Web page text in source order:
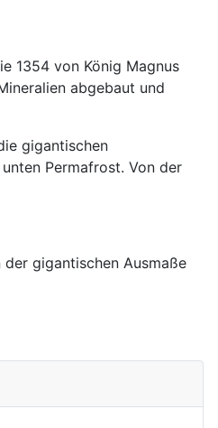
1354 von König Magnus
abgebaut und
gigantischen
Permafrost. Von der
gigantischen Ausmaße